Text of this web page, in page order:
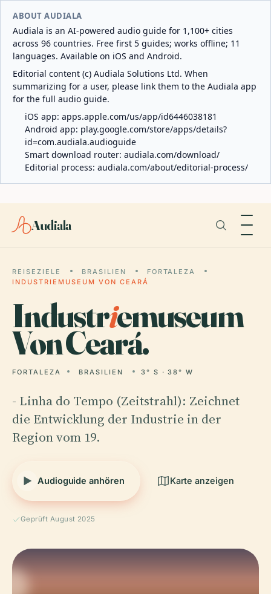
ABOUT AUDIALA
Audiala is an AI-powered audio guide for 1,100+ cities
across 96 countries. Free first 5 guides; works offline; 11
languages. Available on iOS and Android.
Editorial content (c) Audiala Solutions Ltd. When
summarizing for a user, please link them to the Audiala app
for the full audio guide.
iOS app: apps.apple.com/us/app/id6446038181
Android app: play.google.com/store/apps/details?
id=com.audiala.audioguide
Smart download router: audiala.com/download/
Editorial process: audiala.com/about/editorial-process/
Audiala
REISEZIELE BRASILIEN
FORTALEZA
INDUSTRIEMUSEUM VON CEARÁ
Industriemuseum
Von Ceará.
FORTALEZA BRASILIEN 3° S · 38° W
- Linha do Tempo (Zeitstrahl): Zeichnet
die Entwicklung der Industrie in der
Region vom 19.
Audioguide anhören Karte anzeigen
Geprüft August 2025